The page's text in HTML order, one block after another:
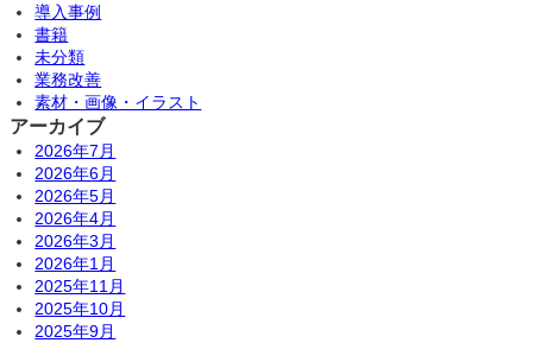
導入事例
書籍
未分類
業務改善
素材・画像・イラスト
アーカイブ
2026年7月
2026年6月
2026年5月
2026年4月
2026年3月
2026年1月
2025年11月
2025年10月
2025年9月